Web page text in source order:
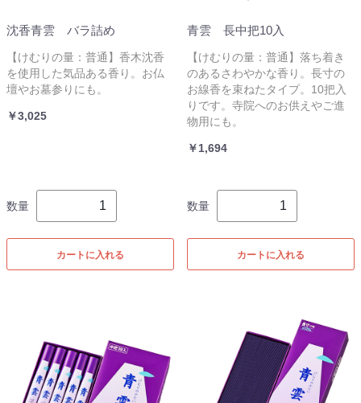
沈香青雲 バラ詰め
【けむりの量：普通】香木沈香
を使用した気品ある香り。お仏
壇やお墓参りにも。
￥3,025
数量
カートに入れる
青雲 長中把10入
【けむりの量：普通】落ち着き
のあるさわやかな香り。長寸の
お線香を束ねたタイプ。10把入
りです。寺院へのお供えやご進
物用にも。
￥1,694
数量
カートに入れる